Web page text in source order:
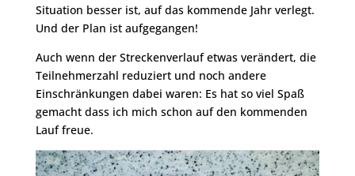
Situation besser ist, auf das kommende Jahr verlegt.
Und der Plan ist aufgegangen!
Auch wenn der Streckenverlauf etwas verändert, die
Teilnehmerzahl reduziert und noch andere
Einschränkungen dabei waren: Es hat so viel Spaß
gemacht dass ich mich schon auf den kommenden
Lauf freue.